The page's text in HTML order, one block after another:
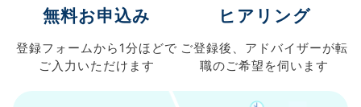
無料お申込み
登録フォームから 1分ほどで
ご入力 いただけます
ヒアリング
ご登録後、 アドバイザーが転
職のご希望を伺います